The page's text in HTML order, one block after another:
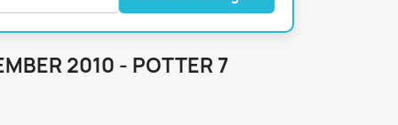
P.M. Biografie
PM Magazin
2010 - POTTER 7